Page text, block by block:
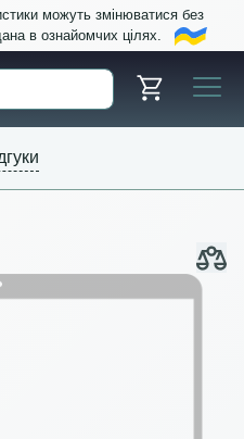
можуть змінюватися без
в ознайомчих цілях.